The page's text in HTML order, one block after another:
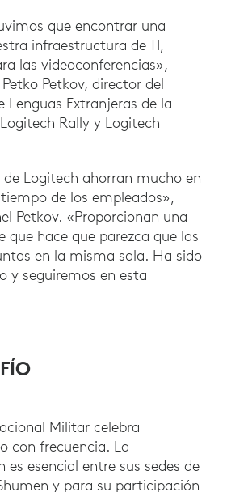
que encontrar una
infraestructura de TI,
las videoconferencias»,
Petkov, director del
Extranjeras de la
Rally y Logitech
Logitech ahorran mucho en
de los empleados»,
Petkov. «Proporcionan una
que hace que parezca que las
en la misma sala. Ha sido
y seguiremos en esta
Militar celebra
con frecuencia. La
es esencial entre sus sedes de
y para su participación